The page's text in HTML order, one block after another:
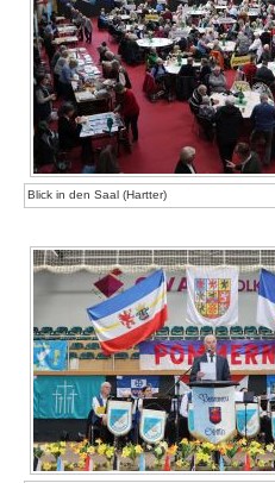
Blick in den Saal (Hartter)